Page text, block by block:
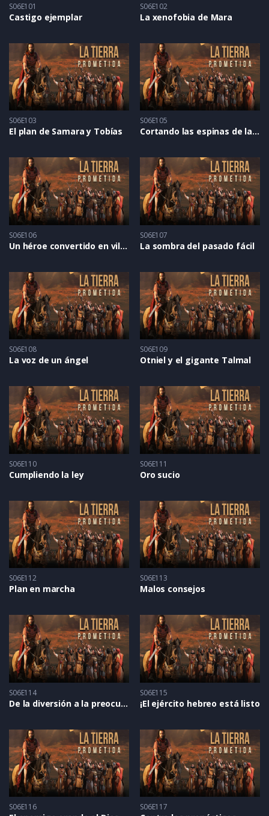
S06E101
Castigo ejemplar
S06E102
La xenofobia de Mara
S06E103
El plan de Samara y Tobías
S06E105
Cortando las espinas de la flor
S06E106
Un héroe convertido en villano
S06E107
La sombra del pasado fácil
S06E108
La voz de un ángel
S06E109
Otniel y el gigante Talmal
S06E110
Cumpliendo la ley
S06E111
Oro sucio
S06E112
Plan en marcha
S06E113
Malos consejos
S06E114
De la diversión a la preocupación
S06E115
¡El ejército hebreo está listo
S06E116 S06E117